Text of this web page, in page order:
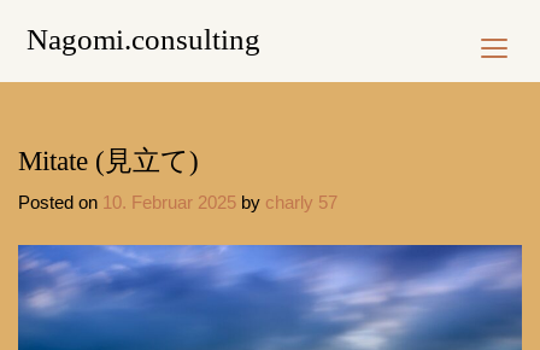
Nagomi.consulting
Mitate (見立て)
Posted on 10. Februar 2025 by charly 57